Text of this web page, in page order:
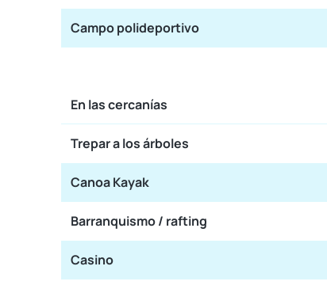
Campo polideportivo
En las cercanías
Trepar a los árboles
Canoa Kayak
Barranquismo / rafting
Casino